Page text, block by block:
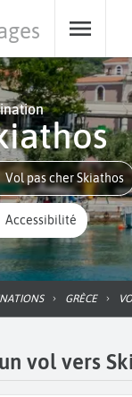
Vol pas cher Skiathos
Accessibilité
GRÈCE
vol vers